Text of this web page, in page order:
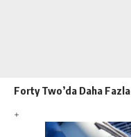
Forty Two’da Daha Fazla